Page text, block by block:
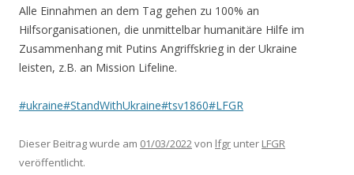
Alle Einnahmen an dem Tag gehen zu 100% an
Hilfsorganisationen, die unmittelbar humanitäre Hilfe im
Zusammenhang mit Putins Angriffskrieg in der Ukraine
leisten, z.B. an Mission Lifeline.
#ukraine#StandWithUkraine#tsv1860#LFGR
Dieser Beitrag wurde am 01/03/2022von lfgr unter LFGR
veröffentlicht.